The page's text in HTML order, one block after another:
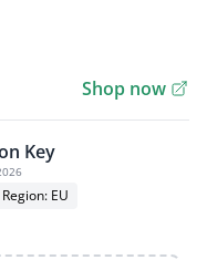
Shop now
Key
Region: EU